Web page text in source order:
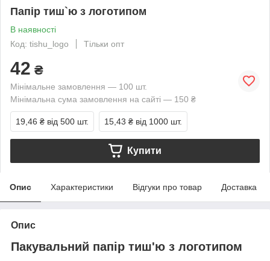
Папір тиш`ю з логотипом
В наявності
Код: tishu_logo
Тільки опт
42 ₴
Мінімальне замовлення — 100 шт.
Мінімальна сума замовлення на сайті — 150 ₴
19,46 ₴ від 500 шт. 15,43 ₴ від 1000 шт.
Купити
Опис Характеристики Відгуки про товар Доставка
Опис
Пакувальний папір тиш'ю з логотипом